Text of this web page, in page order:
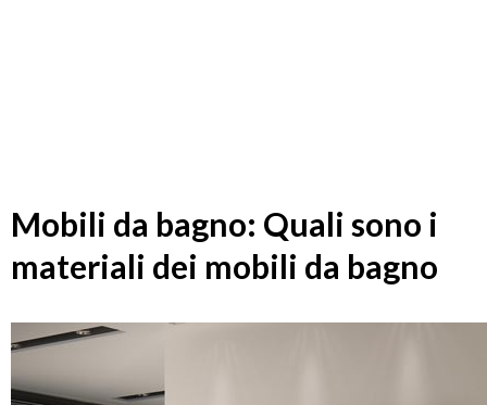
Mobili da bagno: Quali sono i
materiali dei mobili da bagno